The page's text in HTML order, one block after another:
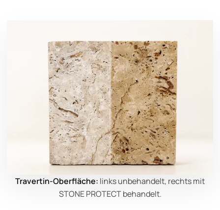
Travertin-Oberfläche: links unbehandelt, rechts mit
STONE PROTECT behandelt.